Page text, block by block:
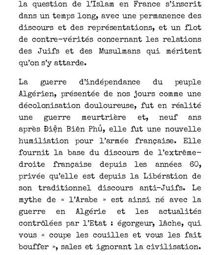
la question de l’Islam en France s’inscrit
dans un temps long, avec une permanence des
discours et des représentations, et un flot
de contre-vérités concernant les relations
des Juifs et des Musulmans qui méritent
qu’on s’y attarde.
La guerre d’indépendance du peuple
Algérien, présentée de nos jours comme une
décolonisation douloureuse, fut en réalité
une guerre meurtrière et, neuf ans
après Điện Biên Phủ, elle fut une nouvelle
humiliation pour l’armée française. Elle
fournit la base du discours de l’extrême-
droite française depuis les années 60,
privée qu’elle est depuis la Libération de
son traditionnel discours anti-Juifs. Le
mythe de « l’Arabe » est ainsi né avec la
guerre en Algérie et les actualités
contrôlées par l’Etat : égorgeur, lâche, qui
vous « coupe les couilles et vous les fait
bouffer », sales et ignorant la civilisation.